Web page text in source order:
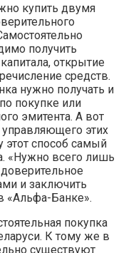
купить двумя
получить
открытие
средств.
нужно получать и
покупке или
эмитента. А вот
управляющего этих
этот способ самый
«Нужно всего лишь
и заключить
«Альфа-Банке».
покупка
К тому же в
существуют